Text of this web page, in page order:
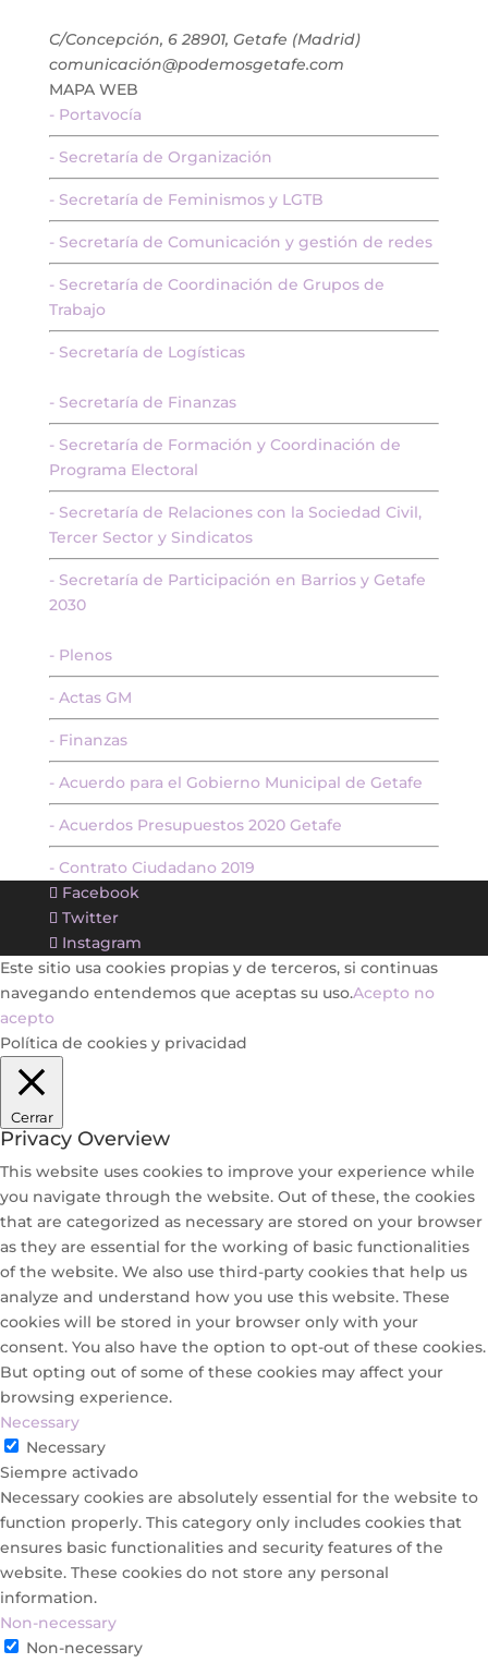
C/Concepción, 6 28901, Getafe (Madrid)
comunicación@podemosgetafe.com
MAPA WEB
- Portavocía
- Secretaría de Organización
- Secretaría de Feminismos y LGTB
- Secretaría de Comunicación y gestión de redes
- Secretaría de Coordinación de Grupos de
Trabajo
- Secretaría de Logísticas
- Secretaría de Finanzas
- Secretaría de Formación y Coordinación de
Programa Electoral
- Secretaría de Relaciones con la Sociedad Civil,
Tercer Sector y Sindicatos
- Secretaría de Participación en Barrios y Getafe
2030
- Plenos
- Actas GM
- Finanzas
- Acuerdo para el Gobierno Municipal de Getafe
- Acuerdos Presupuestos 2020 Getafe
- Contrato Ciudadano 2019
Facebook
Twitter
Instagram
Este sitio usa cookies propias y de terceros, si continuas
navegando entendemos que aceptas su uso.Acepto no
acepto
Política de cookies y privacidad
Cerrar
Privacy Overview
This website uses cookies to improve your experience while
you navigate through the website. Out of these, the cookies
that are categorized as necessary are stored on your browser
as they are essential for the working of basic functionalities
of the website. We also use third-party cookies that help us
analyze and understand how you use this website. These
cookies will be stored in your browser only with your
consent. You also have the option to opt-out of these cookies.
But opting out of some of these cookies may affect your
browsing experience.
Necessary
Necessary
Siempre activado
Necessary cookies are absolutely essential for the website to
function properly. This category only includes cookies that
ensures basic functionalities and security features of the
website. These cookies do not store any personal
information.
Non-necessary
Non-necessary